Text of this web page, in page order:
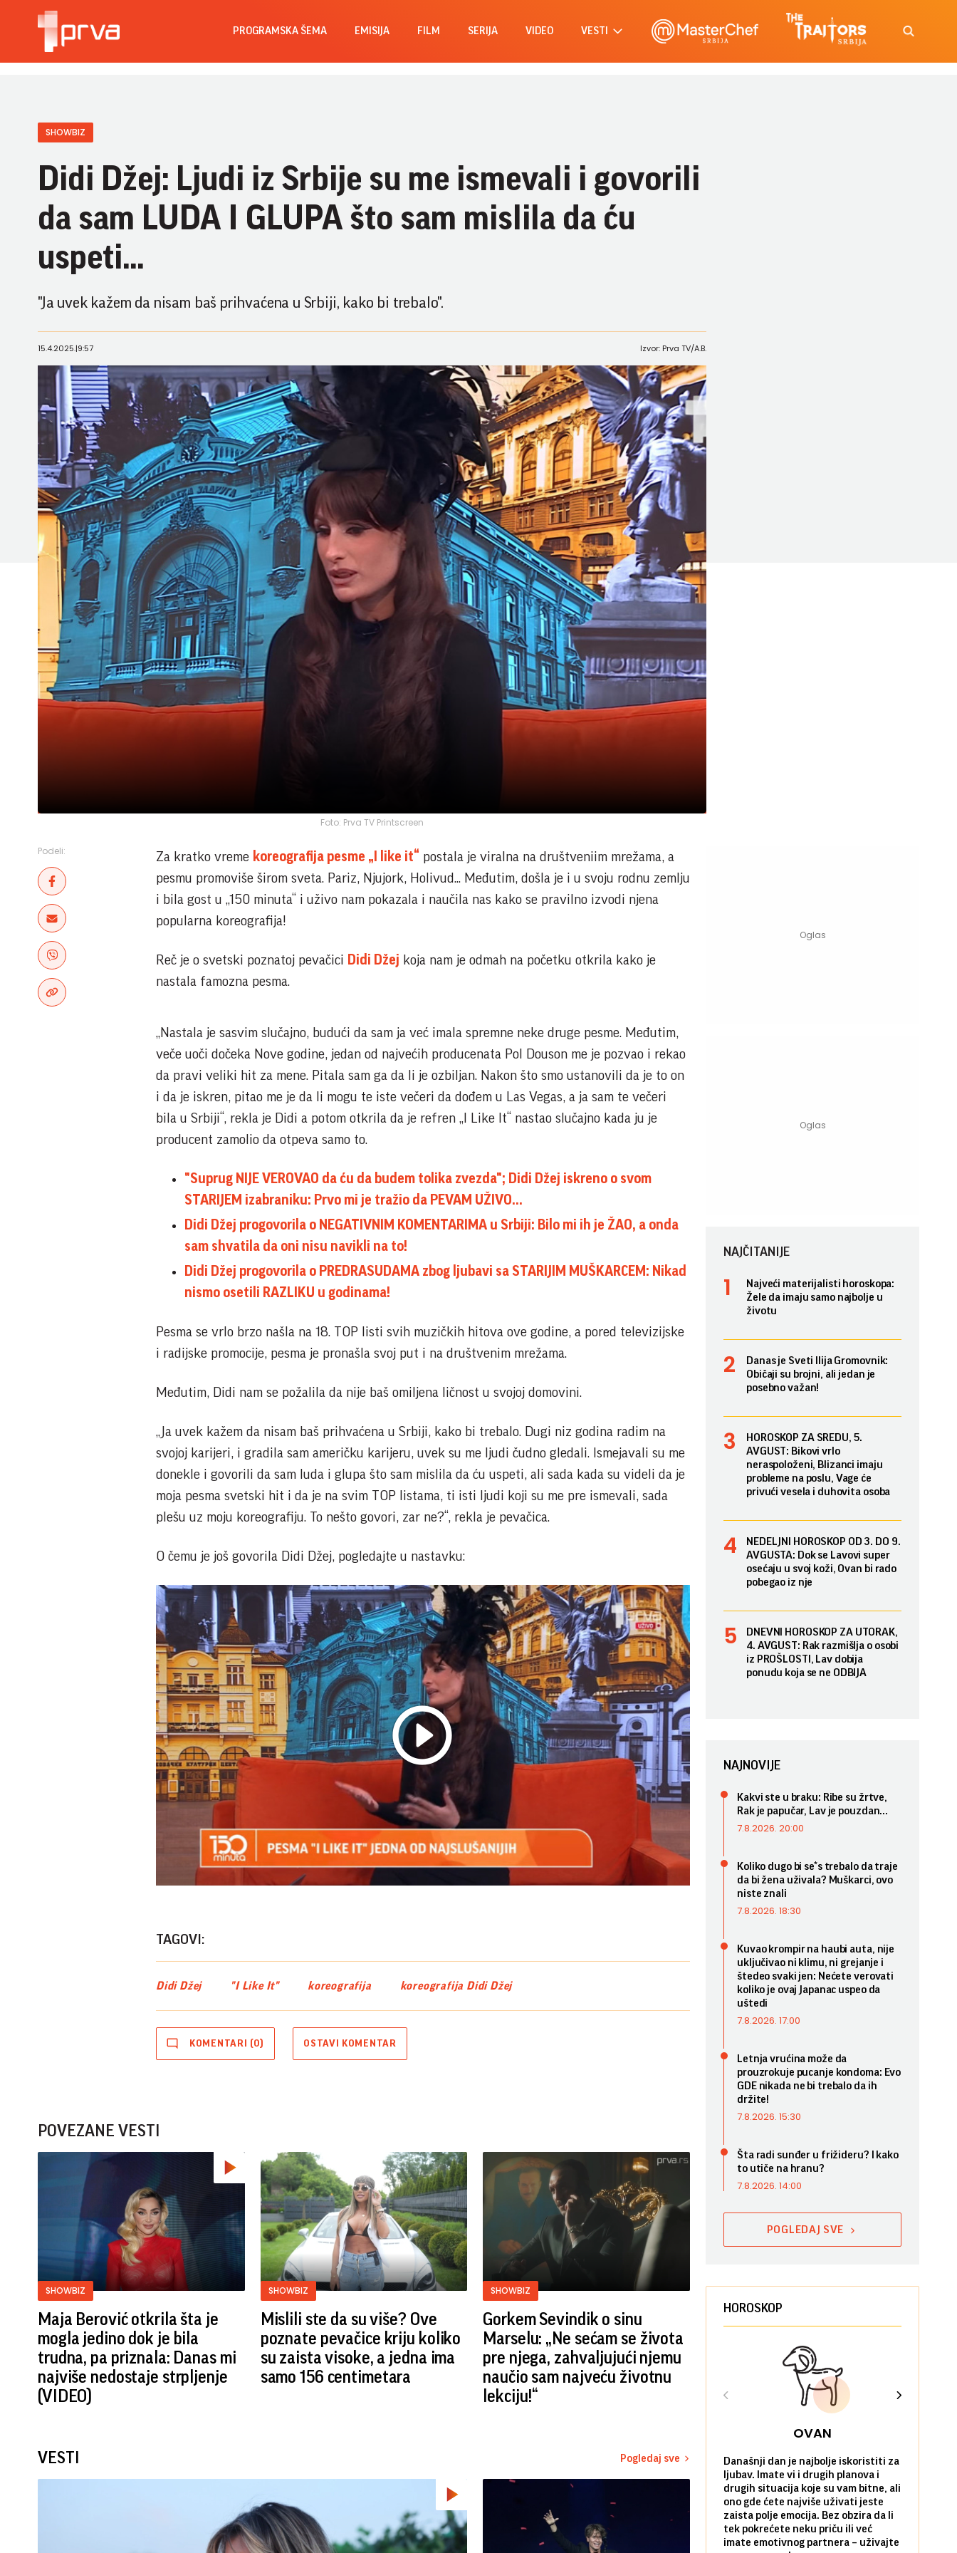
PROGRAMSKA ŠEMA EMISIJA FILM SERIJA VIDEO VESTI
SHOWBIZ
Didi Džej: Ljudi iz Srbije su me ismevali i govorili
da sam LUDA I GLUPA što sam mislila da ću
uspeti...
"Ja uvek kažem da nisam baš prihvaćena u Srbiji, kako bi trebalo".
Foto: Prva TV Printscreen
15.4.2025.|9:57 Izvor: Prva TV/A.B.
Podeli: Za kratko vreme koreografija pesme „I like it“ postala je viralna na društveniim mrežama, a
pesmu promoviše širom sveta. Pariz, Njujork, Holivud... Međutim, došla je i u svoju rodnu zemlju
i bila gost u „150 minuta“ i uživo nam pokazala i naučila nas kako se pravilno izvodi njena
popularna koreografija!
Reč je o svetski poznatoj pevačici Didi Džej koja nam je odmah na početku otkrila kako je
nastala famozna pesma.
„Nastala je sasvim slučajno, budući da sam ja već imala spremne neke druge pesme. Međutim,
veče uoči dočeka Nove godine, jedan od najvećih producenata Pol Douson me je pozvao i rekao
da pravi veliki hit za mene. Pitala sam ga da li je ozbiljan. Nakon što smo ustanovili da je to on
i da je iskren, pitao me je da li mogu te iste večeri da dođem u Las Vegas, a ja sam te večeri
bila u Srbiji“, rekla je Didi a potom otkrila da je refren „I Like It“ nastao slučajno kada ju je
producent zamolio da otpeva samo to.
"Suprug NIJE VEROVAO da ću da budem tolika zvezda"; Didi Džej iskreno o svom
STARIJEM izabraniku: Prvo mi je tražio da PEVAM UŽIVO...
Didi Džej progovorila o NEGATIVNIM KOMENTARIMA u Srbiji: Bilo mi ih je ŽAO, a onda
sam shvatila da oni nisu navikli na to!
Didi Džej progovorila o PREDRASUDAMA zbog ljubavi sa STARIJIM MUŠKARCEM: Nikad
nismo osetili RAZLIKU u godinama!
Pesma se vrlo brzo našla na 18. TOP listi svih muzičkih hitova ove godine, a pored televizijske
i radijske promocije, pesma je pronašla svoj put i na društvenim mrežama.
Međutim, Didi nam se požalila da nije baš omiljena ličnost u svojoj domovini.
„Ja uvek kažem da nisam baš prihvaćena u Srbiji, kako bi trebalo. Dugi niz godina radim na
svojoj karijeri, i gradila sam američku karijeru, uvek su me ljudi čudno gledali. Ismejavali su me
donekle i govorili da sam luda i glupa što sam mislila da ću uspeti, ali sada kada su videli da je
moja pesma svetski hit i da je na svim TOP listama, ti isti ljudi koji su me pre ismevali, sada
plešu uz moju koreografiju. To nešto govori, zar ne?“, rekla je pevačica.
O čemu je još govorila Didi Džej, pogledajte u nastavku:
Play
Video
TAGOVI:
Didi Džej "I Like It" koreografija koreografija Didi Džej
KOMENTARI (0) OSTAVI KOMENTAR
POVEZANE VESTI
SHOWBIZ
Maja Berović otkrila šta je
mogla jedino dok je bila
trudna, pa priznala: Danas mi
najviše nedostaje strpljenje
(VIDEO)
SHOWBIZ
Mislili ste da su više? Ove
poznate pevačice kriju koliko
su zaista visoke, a jedna ima
samo 156 centimetara
SHOWBIZ
Gorkem Sevindik o sinu
Marselu: „Ne sećam se života
pre njega, zahvaljujući njemu
naučio sam najveću životnu
lekciju!“
VESTI Pogledaj sve
NAJČITANIJE
Najveći materijalisti horoskopa:
Žele da imaju samo najbolje u
životu
Danas je Sveti Ilija Gromovnik:
Običaji su brojni, ali jedan je
posebno važan!
HOROSKOP ZA SREDU, 5.
AVGUST: Bikovi vrlo
neraspoloženi, Blizanci imaju
probleme na poslu, Vage će
privući vesela i duhovita osoba
NEDELJNI HOROSKOP OD 3. DO 9.
AVGUSTA: Dok se Lavovi super
osećaju u svoj koži, Ovan bi rado
pobegao iz nje
DNEVNI HOROSKOP ZA UTORAK,
4. AVGUST: Rak razmišlja o osobi
iz PROŠLOSTI, Lav dobija
ponudu koja se ne ODBIJA
NAJNOVIJE
Kakvi ste u braku: Ribe su žrtve,
Rak je papučar, Lav je pouzdan...
7.8.2026. 20:00
Koliko dugo bi se*s trebalo da traje
da bi žena uživala? Muškarci, ovo
niste znali
7.8.2026. 18:30
Kuvao krompir na haubi auta, nije
uključivao ni klimu, ni grejanje i
štedeo svaki jen: Nećete verovati
koliko je ovaj Japanac uspeo da
uštedi
7.8.2026. 17:00
Letnja vrućina može da
prouzrokuje pucanje kondoma: Evo
GDE nikada ne bi trebalo da ih
držite!
7.8.2026. 15:30
Šta radi sunđer u frižideru? I kako
to utiče na hranu?
7.8.2026. 14:00
POGLEDAJ SVE
HOROSKOP
OVAN
Današnji dan je najbolje iskoristiti za
ljubav. Imate vi i drugih planova i
drugih situacija koje su vam bitne, ali
ono gde ćete najviše uživati jeste
zaista polje emocija. Bez obzira da li
tek pokrećete neku priču ili već
imate emotivnog partnera – uživajte